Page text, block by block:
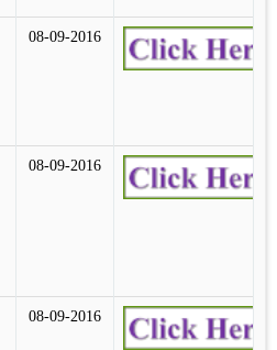
08-09-2016
08-09-2016
08-09-2016